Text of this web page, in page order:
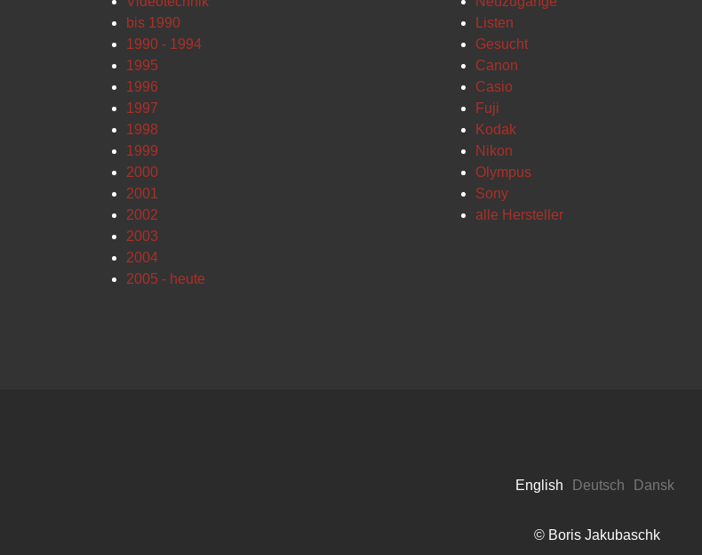
bis 1990
1990 - 1994
1995
1996
1997
1998
1999
2000
2001
2002
2003
2004
2005 - heute
Listen
Gesucht
Canon
Casio
Fuji
Kodak
Nikon
Olympus
Sony
alle Hersteller
English Deutsch Dansk
© Boris Jakubaschk